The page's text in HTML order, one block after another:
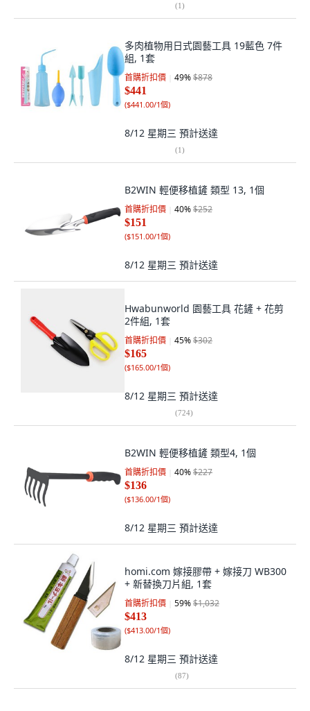
(1)
多肉植物用日式園藝工具 19藍色 7件
組, 1套
首購折扣價 49%$878
$441
($441.00/1個)
8/12 星期三 預計送達
(1)
B2WIN 輕便移植鏟 類型 13, 1個
首購折扣價 40%$252
$151
($151.00/1個)
8/12 星期三 預計送達
Hwabunworld 園藝工具 花鏟 + 花剪
2件組, 1套
首購折扣價 45%$302
$165
($165.00/1個)
8/12 星期三 預計送達
(724)
B2WIN 輕便移植鏟 類型4, 1個
首購折扣價 40%$227
$136
($136.00/1個)
8/12 星期三 預計送達
homi.com 嫁接膠帶 + 嫁接刀 WB300
+ 新替換刀片組, 1套
首購折扣價 59%$1,032
$413
($413.00/1個)
8/12 星期三 預計送達
(87)